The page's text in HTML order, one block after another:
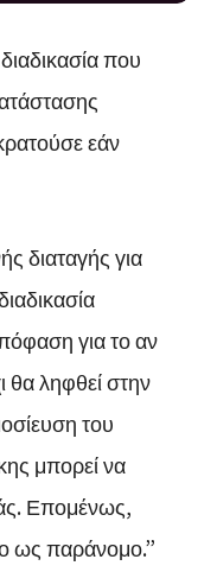
που
εάν
διαταγής για
για το αν
θα ληφθεί στην
του
μπορεί να
Επομένως,
ως παράνομο.”